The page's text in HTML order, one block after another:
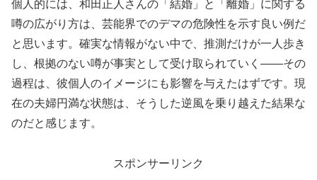
個人的には、和田正人さんの「結婚」と「離婚」に関する
噂の広がり方は、芸能界でのデマの危険性を示す良い例だ
と思います。確実な情報がない中で、推測だけが一人歩き
し、根拠のない噂が事実として受け取られていく——その
過程は、彼個人のイメージにも影響を与えたはずです。現
在の夫婦円満な状態は、そうした逆風を乗り越えた結果な
のだと感じます。
スポンサーリンク